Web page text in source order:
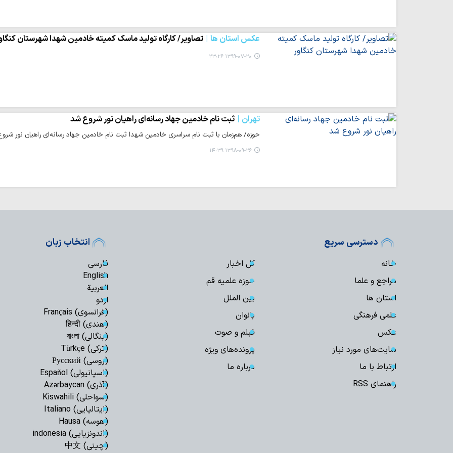
عکس استان ها تصاویر/ کارگاه تولید ماسک کمیته خادمین شهدا شهرستان
۱۳۹۹-۰۷-۲۰ ۲۳:۲۶
تهران ثبت نام خادمین جهاد رسانه‌ای راهیان نور شروع شد
حوزه/ هم‌زمان با ثبت نام سراسری خادمین شهدا ثبت نام خادمین جهاد رسانه‌ای راهیان نور
۱۳۹۸-۰۹-۲۶ ۱۴:۳۹
دسترسی سریع
خانه
کل اخبار
مراجع و علما
حوزه علمیه قم
استان ها
بین الملل
علمی فرهنگی
بانوان
عکس
فیلم و صوت
سایت‌های مورد نیاز
پرونده‌های ویژه
ارتباط با ما
درباره ما
راهنمای RSS
انتخاب زبان
فارسی
English
العربیة
اردو
(فرانسوی) Français
(هندی) हिन्दी
(بنگالی) বাংলা
(ترکی) Türkçe
(روسی) Русский
(اسپانیولی) Español
(آذری) Azərbaycan
(سواحلی) Kiswahili
(ایتالیایی) Italiano
(هوسه) Hausa
(اندونزیایی) indonesia
(چینی) 中文